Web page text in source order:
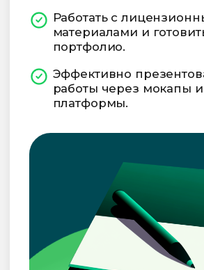
В процессе обучения мы
зачислим вас в наш «Карьерный
получить рекомендации
по составлению резюме;
воспользоваться консультацией
HR-специалиста;
подготовиться к прохождению
Телеграм-каналу с актуальными
Узнать подробнее